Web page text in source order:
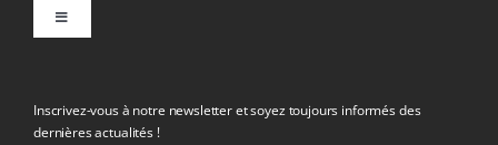
Toggle
Inscrivez-vous à notre newsletter et soyez toujours informés des
dernières actualités !